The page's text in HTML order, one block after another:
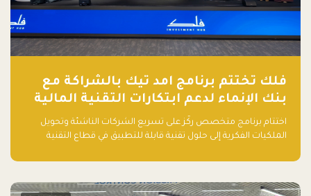
فلك تختتم برنامج امد تيك بالشراكة مع
بنك الإنماء لدعم ابتكارات التقنية المالية
اختتام برنامج متخصص ركّز على تسريع الشركات الناشئة وتحويل
الملكيات الفكرية إلى حلول تقنية قابلة للتطبيق في قطاع التقنية